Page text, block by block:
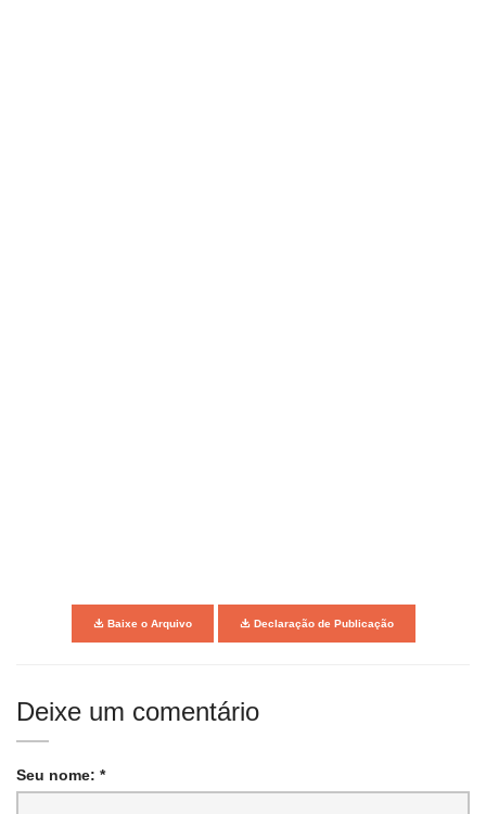
Baixe o Arquivo Declaração de Publicação
Deixe um comentário
Seu nome: *